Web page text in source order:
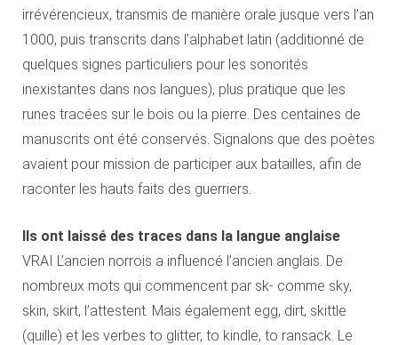
irrévérencieux, transmis de manière orale jusque vers l’an
1000, puis transcrits dans l’alphabet latin (additionné de
quelques signes particuliers pour les sonorités
inexistantes dans nos langues), plus pratique que les
runes tracées sur le bois ou la pierre. Des centaines de
manuscrits ont été conservés. Signalons que des poètes
avaient pour mission de participer aux batailles, afin de
raconter les hauts faits des guerriers.
Ils ont laissé des traces dans la langue anglaise
VRAI L’ancien norrois a influencé l’ancien anglais. De
nombreux mots qui commencent par sk- comme sky,
skin, skirt, l’attestent. Mais également egg, dirt, skittle
(quille) et les verbes to glitter, to kindle, to ransack. Le